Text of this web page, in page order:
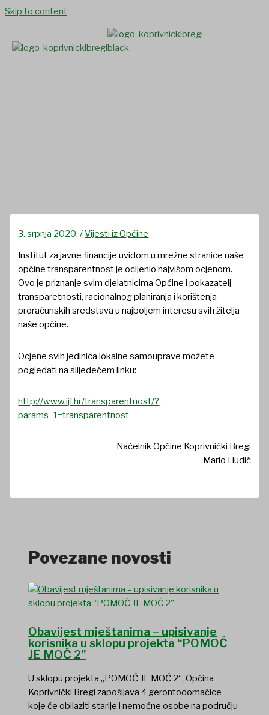
Skip to content
3. srpnja 2020./Vijesti iz Općine
Institut za javne financije uvidom u mrežne stranice naše
općine transparentnost je ocijenio najvišom ocjenom.
Ovo je priznanje svim djelatnicima Općine i pokazatelj
transparetnosti, racionalnog planiranja i korištenja
proračunskih sredstava u najboljem interesu svih žitelja
naše općine.
Ocjene svih jedinica lokalne samouprave možete
pogledati na slijedećem linku:
http://www.ijf.hr/transparentnost/?
params_1=transparentnost
Načelnik Općine Koprivnički Bregi
Mario Hudić
Povezane novosti
Obavijest mještanima – upisivanje
korisnika u sklopu projekta “POMOĆ
JE MOĆ 2”
U sklopu projekta „POMOĆ JE MOĆ 2“, Općina
Koprivnički Bregi zapošljava 4 gerontodomaćice
koje će obilaziti starije i nemoćne osobe na području